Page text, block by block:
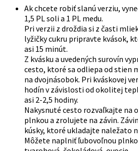
si
môžete
vybrať
na
stránke
produktu.
Ak chcete robiť slanú verziu,
1,5 PL soli a 1 PL medu.
Pri verzii z droždia si z časti
lyžičky cukru pripravte kvások,
asi 15 minút.
Z kvásku a uvedených surovín
cesto, ktoré sa odliepa od stien
na dvojnásobok. Pri kváskovej
hodín v závislosti od okolitej
asi 2-2,5 hodiny.
Nakysnuté cesto rozvaľkajte na
plnkou a zrolujete na závin.
kúsky, ktoré ukladajte naležato
Môžete naplniť ľubovoľnou